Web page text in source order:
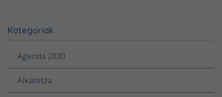
Kategoriak
Agenda 2030
Alkatetza